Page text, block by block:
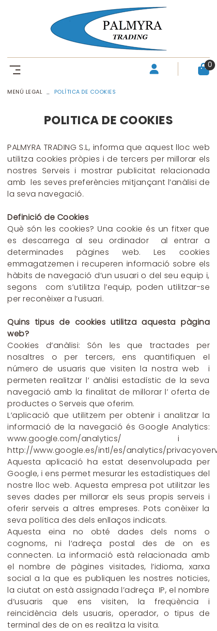
0
MENÚ LEGAL POLÍTICA DE COOKIES
POLITICA DE COOKIES
PALMYRA TRADING S.L, informa que aquest lloc web
utilitza cookies pròpies i de tercers per millorar els
nostres Serveis i mostrar publicitat relacionada
amb les seves preferències mitjançant l’anàlisi de
la seva navegació.
Definició de Cookies
Què són les cookies? Una cookie és un fitxer que
es descarrega al seu ordinador al entrar a
determinades pàgines web. Les cookies
emmagatzemen i recuperen informació sobre els
hàbits de navegació d’un usuari o del seu equip i,
segons com s’utilitza l’equip, poden utilitzar-se
per reconèixer a l’usuari.
Quins tipus de cookies utilitza aquesta pàgina
web?
Cookies d’anàlisi: Són les que tractades per
nosaltres o per tercers, ens quantifiquen el
número de usuaris que visiten la nostra web i
permeten realitzar l’ anàlisi estadístic de la seva
navegació amb la finalitat de millorar l’ oferta de
productes o Serveis que oferim.
L’aplicació que utilitzem per obtenir i analitzar la
informació de la navegació és Google Analytics:
www.google.com/analytics/ i
http://www.google.es/intl/es/analytics/
Aquesta aplicació ha estat desenvolupada per
Google, i ens permet mesurar les estadístiques del
nostre lloc web. Aquesta empresa pot utilitzar les
seves dades per millorar els seus propis serveis i
oferir serveis a altres empreses. Pots conèixer la
seva política des dels enllaços indicats.
Aquesta eina no obté dades dels noms o
cognoms, ni l’adreça postal des de on es
connecten. La informació està relacionada amb
el nombre de pàgines visitades, l’idioma, xarxa
social a la que es publiquen les nostres noticies,
la ciutat on està assignada l’adreça IP, el nombre
d’usuaris que ens visiten, la freqüència i
reincidència dels usuaris, operador, o tipus de
terminal des de on es realitza la visita.